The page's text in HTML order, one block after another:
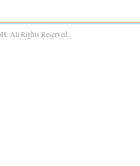
All Rights Reserved.